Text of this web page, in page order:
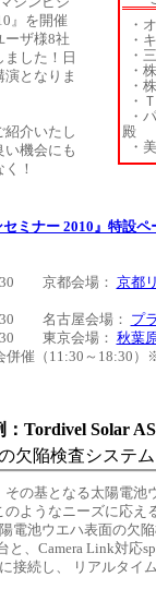
』を開催
ーザ様8社
した！日
となりま
紹介いたし
い機会にも
！
・
・
・
・
・
・
・
殿
・
ミナー 2010』特設
京都会場： 京都
名古屋会場： プ
東京会場： 秋葉
催（11:30～18:30）
Tordivel Solar AS
陥検査システム
の基となる太陽電池
ようなニーズに応え
電池ウエハ表面の欠
と、Camera Link対応
接続し、 リアルタイ